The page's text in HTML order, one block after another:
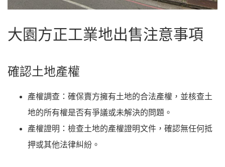
大園方正工業地出售注意事項
確認土地產權
產權調查 ：確保賣方擁有土地的合法產權，並核查土
地的所有權是否有爭議或未解決的問題。
產權證明 ：檢查土地的產權證明文件，確認無任何抵
押或其他法律糾紛。